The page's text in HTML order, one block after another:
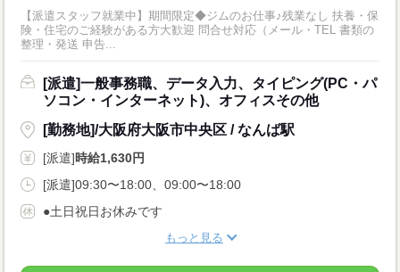
【派遣スタッフ就業中】期間限定◆ジムのお仕事♪残業なし 扶養・保
険・住宅のご経験がある方大歓迎 問合せ対応（メール・TEL 書類の
整理・発送 申告...
[派遣]一般事務職、データ入力、タイピング(PC・パ
ソコン・インターネット)、オフィスその他
[勤務地]/大阪府大阪市中央区 / なんば駅
[派遣]時給1,630円
[派遣]09:30〜18:00、09:00〜18:00
●土日祝日お休みです
もっと見る